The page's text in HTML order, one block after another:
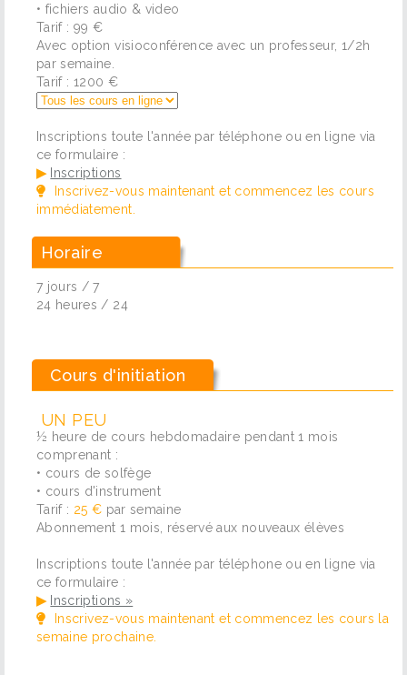
• fichiers audio & video
Tarif : 99 €
Avec option visioconférence avec un professeur, 1/2h
par semaine.
Tarif : 1200 €
Inscriptions toute l'année par téléphone ou en ligne via
ce formulaire :
▶ Inscriptions
Inscrivez-vous maintenant et commencez les cours
immédiatement.
Horaire
7 jours / 7
24 heures / 24
Cours d'initiation
UN PEU
½ heure de cours hebdomadaire pendant 1 mois
comprenant :
• cours de solfège
• cours d'instrument
Tarif : 25 € par semaine
Abonnement 1 mois, réservé aux nouveaux élèves
Inscriptions toute l'année par téléphone ou en ligne via
ce formulaire :
▶ Inscriptions »
Inscrivez-vous maintenant et commencez les cours la
semaine prochaine.